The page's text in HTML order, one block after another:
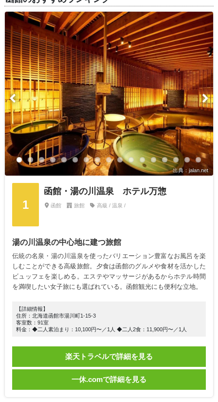
出典：jalan.net
1
函館・湯の川温泉 ホテル万惣
函館 旅館 高級 / 温泉 /
湯の川温泉の中心地に建つ旅館
伝統の名泉・湯の川温泉を使ったバリエーション豊富なお風呂を楽
しむことができる高級旅館。夕食は函館のグルメや食材を活かした
ビュッフェを楽しめる。エステやマッサージがあるからホテル時間
を満喫したい女子旅にも選ばれている。函館観光にも便利な立地。
【詳細情報】
住所：北海道函館市湯川町1-15-3
客室数：91室
料金：◆二人素泊まり：10,100円〜／1人 ◆二人2食：11,900円〜／1人
楽天トラベルで詳細を見る
一休.comで詳細を見る